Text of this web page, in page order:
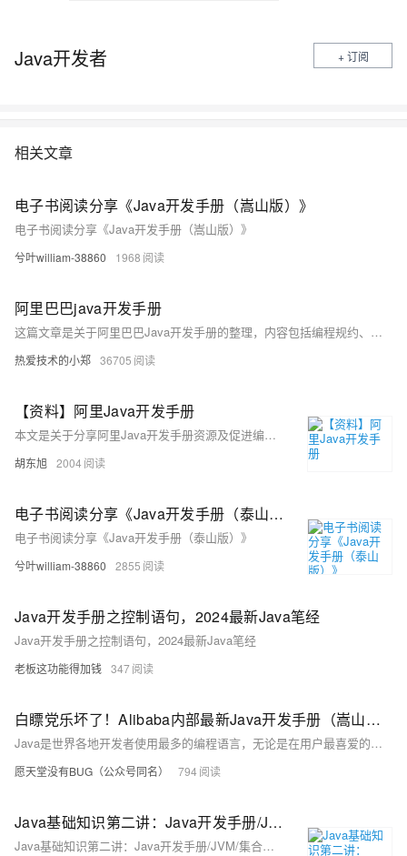
Java开发者 + 订阅
相关文章
电子书阅读分享《Java开发手册（嵩山版）》
电子书阅读分享《Java开发手册（嵩山版）》
兮叶william-38860 1968
阿里巴巴java开发手册
这篇文章是关于阿里巴巴Java开发手册的整理，内容包括编程规约、异常日志、单元测试、安全规约、MySQL数据库使用以及工程结构等方面的详细规范和建议，旨在帮助开发者编写更加规范、高效和安全的代码。
热爱技术的小郑 36705
【资料】阿里Java开发手册
本文是关于分享阿里Java开发手册资源及促进编程规范学习的指南。作者以个人经历引入，讲述了公司领导通过细致讲解阿里Java开发手册，提升了团队对代码质量和编程规范的认识
胡东旭 2004
电子书阅读分享《Java开发手册（泰山版）》
电子书阅读分享《Java开发手册（泰山版）》
兮叶william-38860 2855
Java开发手册之控制语句，2024最新Java笔经
Java开发手册之控制语句，2024最新Java笔经
老板这功能得加钱 347
白瞟党乐坏了！Alibaba内部最新Java开发手册（嵩山版）灵魂17问
Java是世界各地开发者使用最多的编程语言，无论是在用户最喜爱的编程语言排行榜、程序员薪资榜单、编程入门首选语言等榜单上都是常年占据前三的位置的一种语言，但它也是最难学的语言之一。而《Java开发手册》可以算是学习Java，规范写法的必读书目了，那么你知道为什么要按照规约来吗？
愿天堂没有BUG（公众号同名） 794
Java基础知识第二讲：Java开发手册/JVM/集合框架/异常体系/Java反射/语法知识/Java IO
Java基础知识第二讲：Java开发手册/JVM/集合框架/异常体系/Java反射/语法知识/Java IO